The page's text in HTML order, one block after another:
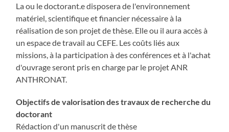
La ou le doctorant.e disposera de l'environnement
matériel, scientifique et financier nécessaire à la
réalisation de son projet de thèse. Elle ou il aura accès à
un espace de travail au CEFE. Les coûts liés aux
missions, à la participation à des conférences et à l'achat
d'ouvrage seront pris en charge par le projet ANR
ANTHRONAT.
Objectifs de valorisation des travaux de recherche du
doctorant
Rédaction d'un manuscrit de thèse